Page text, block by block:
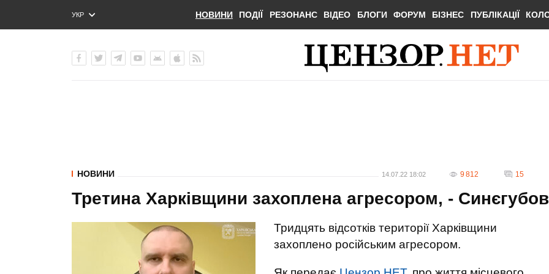
УКР
ENG
НОВИНИ ПОДІЇ РЕЗОНАНС ВІДЕО БЛОГИ ФОРУМ БІЗНЕС ПУБЛІКАЦІЇ
НОВИНИ 14.07.22 18:02 9 812 15
Третина Харківщини захоплена агресором, - Синєгубов
Тридцять відсотків території Харківщини
захоплено російським агресором.